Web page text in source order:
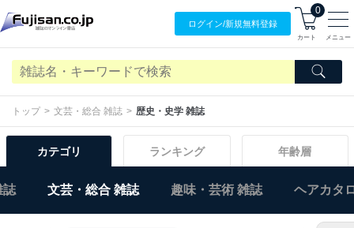
ログイン/新規無料登録
0
カート メニュー
トップ 文芸・総合 雑誌 歴史・史学 雑誌
カテゴリ ランキング 年齢層
誌 文芸・総合 雑誌 趣味・芸術 雑誌 ヘアカタ